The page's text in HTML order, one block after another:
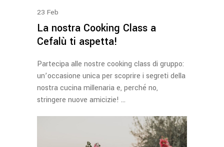
23 Feb
La nostra Cooking Class a
Cefalù ti aspetta!
Partecipa alle nostre cooking class di gruppo:
un’occasione unica per scoprire i segreti della
nostra cucina millenaria e, perché no,
stringere nuove amicizie!